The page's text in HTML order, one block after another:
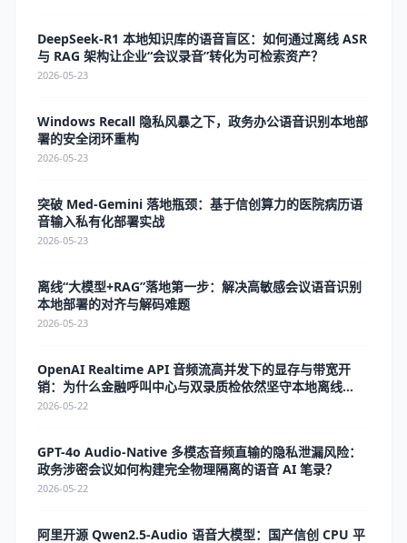
DeepSeek-R1 本地知识库的语音盲区：如何通过离线 ASR
与 RAG 架构让企业“会议录音”转化为可检索资产？
2026-05-23
Windows Recall 隐私风暴之下，政务办公语音识别本地部
署的安全闭环重构
2026-05-23
突破 Med-Gemini 落地瓶颈：基于信创算力的医院病历语
音输入私有化部署实战
2026-05-23
离线“大模型+RAG”落地第一步：解决高敏感会议语音识别
本地部署的对齐与解码难题
2026-05-23
OpenAI Realtime API 音频流高并发下的显存与带宽开
销：为什么金融呼叫中心与双录质检依然坚守本地离线
ASR？
2026-05-22
GPT-4o Audio-Native 多模态音频直输的隐私泄漏风险：
政务涉密会议如何构建完全物理隔离的语音 AI 笔录？
2026-05-22
阿里开源 Qwen2.5-Audio 语音大模型：国产信创 CPU 平